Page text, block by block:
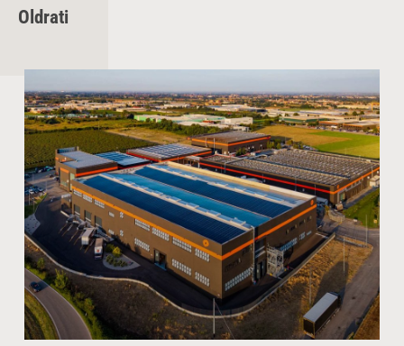
Oldrati